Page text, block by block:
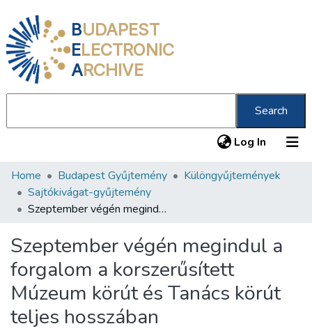
BUDAPEST
ELECTRONIC
ARCHIVE
Search
Log In (current)
Communities & Collections
All of DSpace
About us
Home Budapest Gyűjtemény
Különgyűjtemények
Sajtókivágat-gyűjtemény
Szeptember végén megindul a forgalom a korszerűsített Múzeum körút és Tanács körút teljes hosszában
Szeptember végén megindul a
forgalom a korszerűsített
Múzeum körút és Tanács körút
teljes hosszában